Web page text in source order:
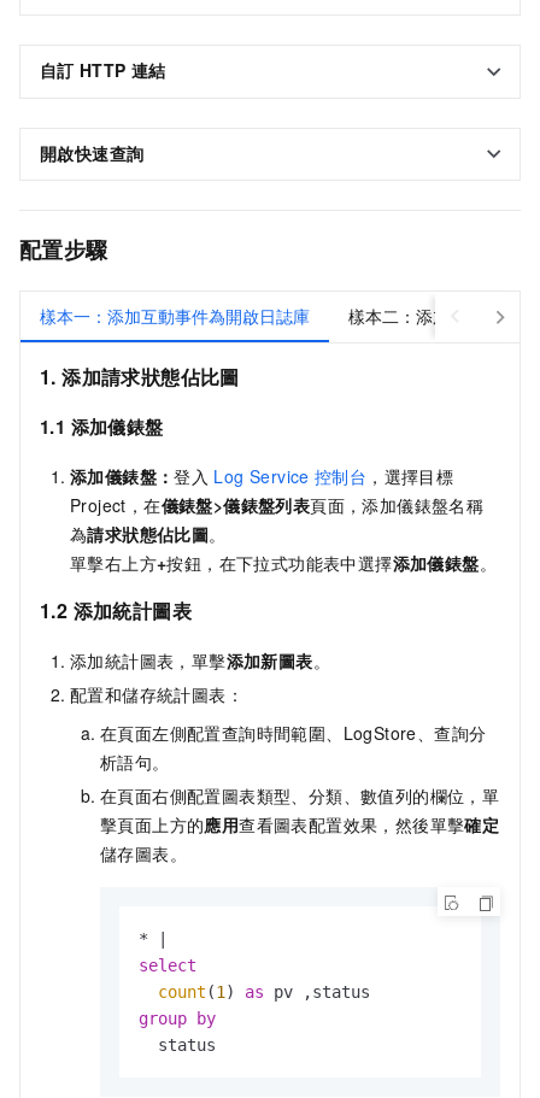
自訂 HTTP 連結
開啟快速查詢
配置步驟
樣本一：添加互動事件為開啟日誌庫 樣本二：添加互動事件為
1. 添加請求狀態佔比圖
1.1 添加儀錶盤
添加儀錶盤：登入 Log Service 控制台 ，選擇目標
Project，在儀錶盤>儀錶盤列表頁面，添加儀錶盤名稱
為請求狀態佔比圖。
單擊右上方+按鈕，在下拉式功能表中選擇添加儀錶盤。
1.2 添加統計圖表
添加統計圖表，單擊添加新圖表。
配置和儲存統計圖表：
在頁面左側配置查詢時間範圍、LogStore、查詢分
析語句。
在頁面右側配置圖表類型、分類、數值列的欄位，單
擊頁面上方的應用查看圖表配置效果，然後單擊確定
儲存圖表。
*
select
count (1) as
group
by
  status